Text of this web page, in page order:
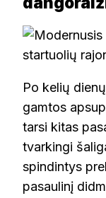
Po kelių
gamtos
tarsi kitas
tvarkingi
spindintys
pasaulinį